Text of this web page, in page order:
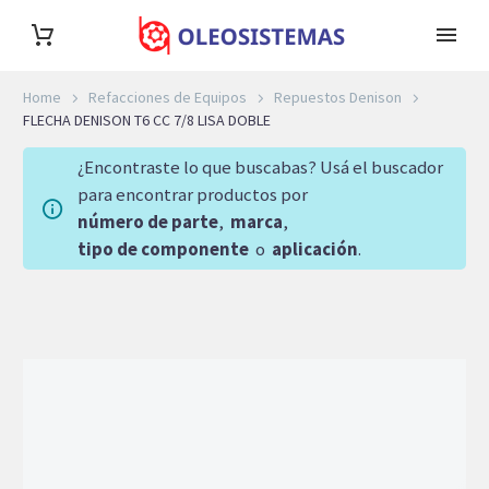
Home Refacciones de Equipos
Repuestos Denison
FLECHA DENISON T6 CC 7/8 LISA DOBLE
¿Encontraste lo que buscabas? Usá el buscador
para encontrar productos por
número de parte, marca,
tipo de componente o aplicación.